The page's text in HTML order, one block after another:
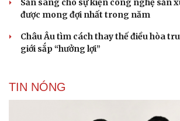
Du lịch
Tư vấn
Câu
Đọc
Sẵn sàng cho sự kiện công nghệ sản
được mong đợi nhất trong năm
Châu Âu tìm cách thay thế điều hòa
giới sắp “hưởng lợi”
TIN NÓNG